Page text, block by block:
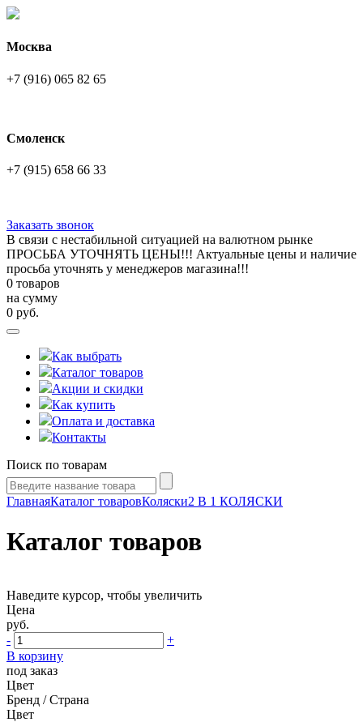
Москва
+7 (916) 065 82 65
Смоленск
+7 (915) 658 66 33
Заказать звонок
В связи с нестабильной ситуацией на валютном рынке
ПРОСЬБА УТОЧНЯТЬ ЦЕНЫ!!! Актуальные цены и наличие
просьба уточнять у менеджеров магазина!!!
0 товаров
на сумму
0 руб.
Как выбрать
Каталог товаров
Акции и скидки
Как купить
Оплата и доставка
Контакты
Поиск по товарам
ГлавнаяКаталог товаровКоляски2 В 1 КОЛЯСКИ
Каталог товаров
Наведите курсор, чтобы увеличить
Цена
руб.
-
+
В корзину
под заказ
Цвет
Бренд / Страна
Цвет